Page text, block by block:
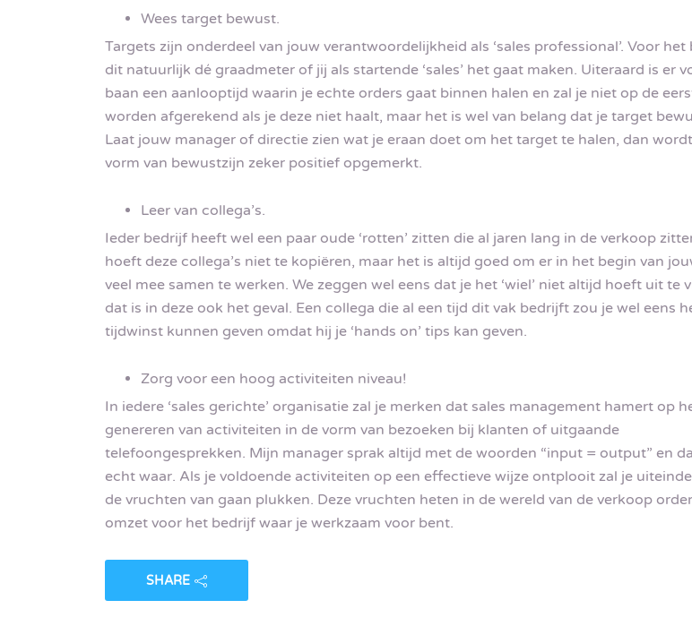
Wees target bewust.
Targets zijn onderdeel van jouw verantwoordelijkheid als ‘sales professional’. Voor het
dit natuurlijk dé graadmeter of jij als startende ‘sales’ het gaat maken. Uiteraard is er
baan een aanlooptijd waarin je echte orders gaat binnen halen en zal je niet op de
worden afgerekend als je deze niet haalt, maar het is wel van belang dat je target
Laat jouw manager of directie zien wat je eraan doet om het target te halen, dan
vorm van bewustzijn zeker positief opgemerkt.
Leer van collega’s.
Ieder bedrijf heeft wel een paar oude ‘rotten’ zitten die al jaren lang in de verkoop
hoeft deze collega’s niet te kopiëren, maar het is altijd goed om er in het begin van
veel mee samen te werken. We zeggen wel eens dat je het ‘wiel’ niet altijd hoeft uit te
dat is in deze ook het geval. Een collega die al een tijd dit vak bedrijft zou je wel eens
tijdwinst kunnen geven omdat hij je ‘hands on’ tips kan geven.
Zorg voor een hoog activiteiten niveau!
In iedere ‘sales gerichte’ organisatie zal je merken dat sales management hamert op
genereren van activiteiten in de vorm van bezoeken bij klanten of uitgaande
telefoongesprekken. Mijn manager sprak altijd met de woorden “input = output” en
echt waar. Als je voldoende activiteiten op een effectieve wijze ontplooit zal je
de vruchten van gaan plukken. Deze vruchten heten in de wereld van de verkoop
omzet voor het bedrijf waar je werkzaam voor bent.
SHARE